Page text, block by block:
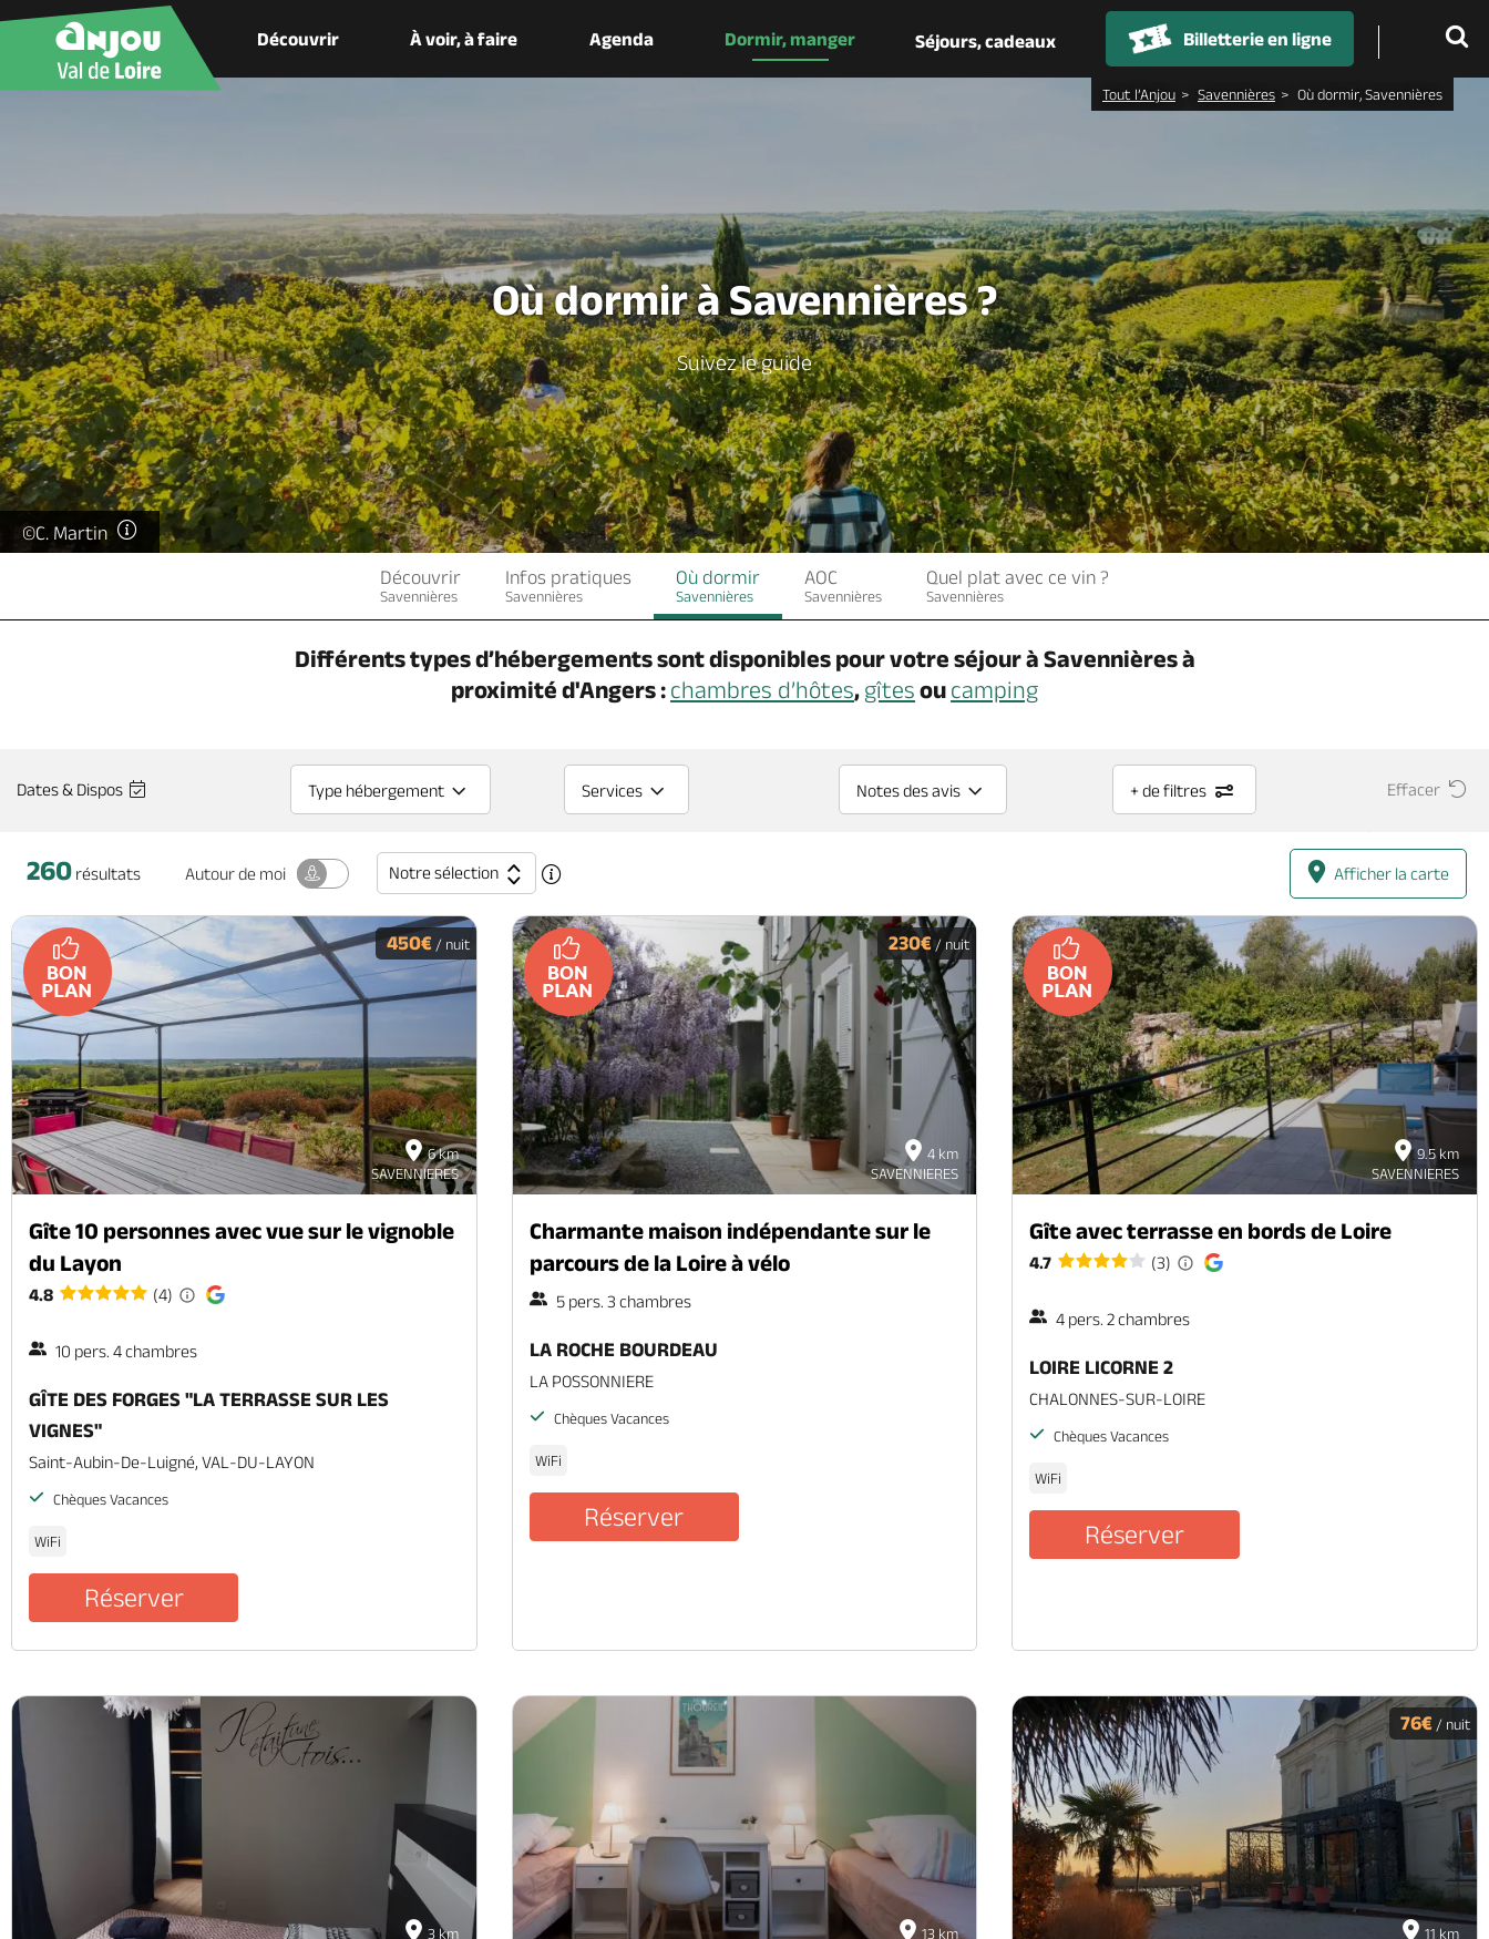
Découvrir À voir, à faire Agenda Dormir, manger Séjours, cadeaux Billetterie en ligne
Tout l’Anjou Savennières Où dormir, Savennières
Où dormir à Savennières ?
Suivez le guide
©C. Martin
Découvrir
Savennières
Infos pratiques
Savennières
Où dormir
Savennières
AOC
Savennières
Quel plat avec ce vin ?
Savennières
Différents types d’hébergements sont disponibles pour votre séjour à Savennièresà
proximité d'Angers: chambres d’hôtes, gîtes ou camping
Dates & Dispos Type hébergement Services Notes des avis + de filtres Effacer
260 résultats Autourde moi Notre sélection Afficher la carte
6 km
SAVENNIERES
450€/ nuit
Gîte 10 personnes avec vue sur le vignoble
du Layon
4.8 (4)
10 pers. 4 chambres
GÎTE DES FORGES "LA TERRASSE SUR LES
VIGNES"
Saint-Aubin-De-Luigné, VAL-DU-LAYON
Chèques Vacances
WiFi
Réserver
4 km
SAVENNIERES
230€ / nuit
Charmante maison indépendante sur le
parcours de la Loire à vélo
5 pers. 3 chambres
LA ROCHE BOURDEAU
LA POSSONNIERE
Chèques Vacances
WiFi
Réserver
9.5 km
SAVENNIERES
Gîte avec terrasse en bords de Loire
4.7 (3)
4 pers. 2 chambres
LOIRE LICORNE 2
CHALONNES-SUR-LOIRE
Chèques Vacances
WiFi
Réserver
3 km
13 km
11 km
76€/ nuit